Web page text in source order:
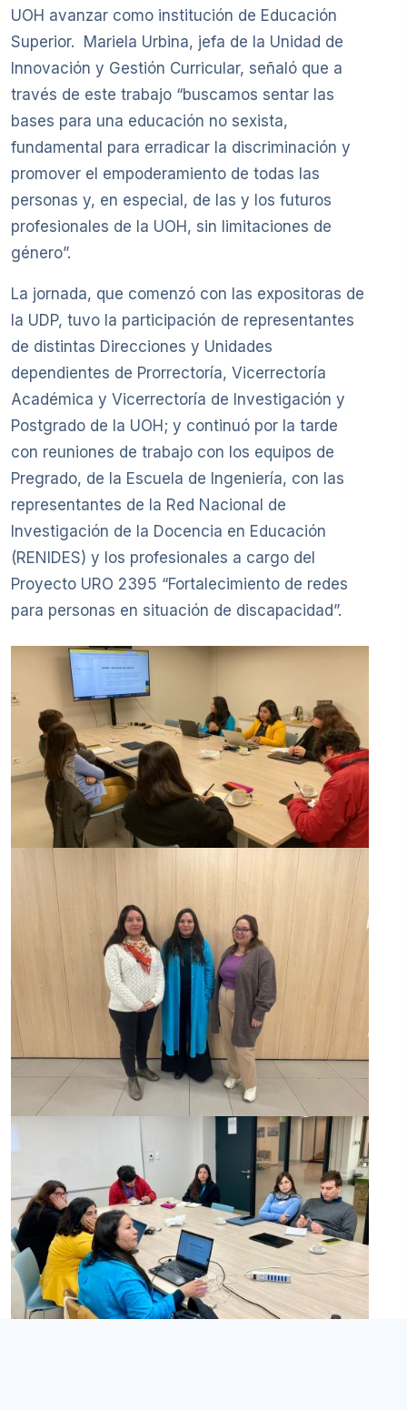
UOH avanzar como institución de Educación
Superior. Mariela Urbina, jefa de la Unidad de
Innovación y Gestión Curricular, señaló que a
través de este trabajo “buscamos sentar las
bases para una educación no sexista,
fundamental para erradicar la discriminación y
promover el empoderamiento de todas las
personas y, en especial, de las y los futuros
profesionales de la UOH, sin limitaciones de
género”.
La jornada, que comenzó con las expositoras de
la UDP, tuvo la participación de representantes
de distintas Direcciones y Unidades
dependientes de Prorrectoría, Vicerrectoría
Académica y Vicerrectoría de Investigación y
Postgrado de la UOH; y continuó por la tarde
con reuniones de trabajo con los equipos de
Pregrado, de la Escuela de Ingeniería, con las
representantes de la Red Nacional de
Investigación de la Docencia en Educación
(RENIDES) y los profesionales a cargo del
Proyecto URO 2395 “Fortalecimiento de redes
para personas en situación de discapacidad”.